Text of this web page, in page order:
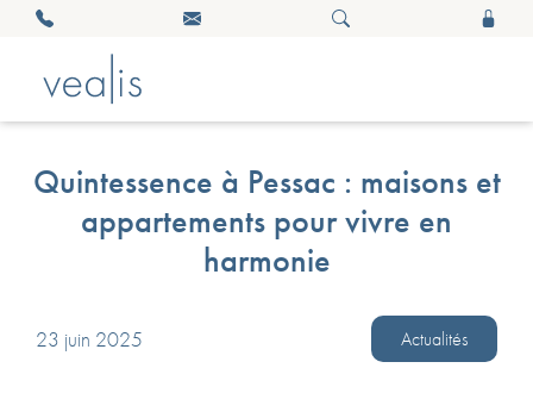
Quintessence à Pessac : maisons et
appartements pour vivre en
harmonie
23 juin 2025 Actualités